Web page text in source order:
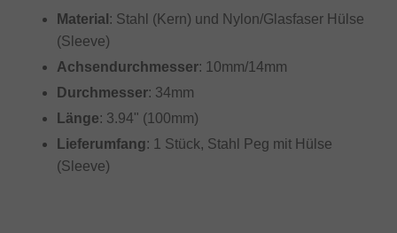
Material : Stahl (Kern) und Nylon/Glasfaser Hülse
(Sleeve)
Achsendurchmesser: 10mm/14mm
Durchmesser: 34mm
Länge: 3.94" (100mm)
Lieferumfang: 1 Stück, Stahl Peg mit Hülse
(Sleeve)